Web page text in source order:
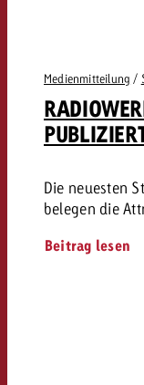
Medienmitteilung /
Die neuesten
belegen die
Beitrag lesen